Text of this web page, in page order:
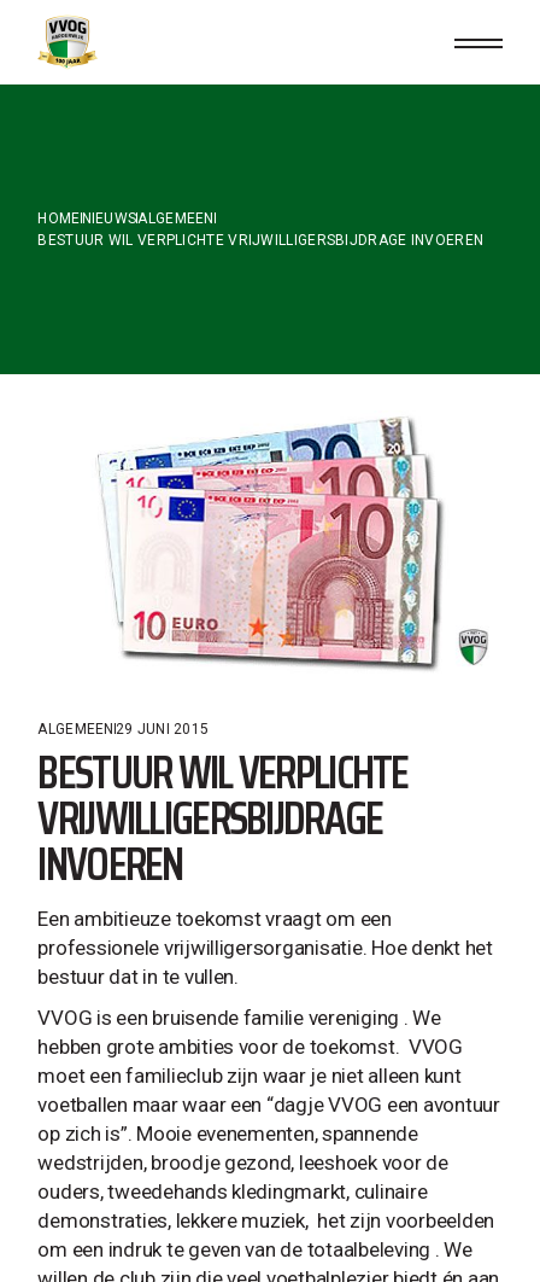
content
HOME NIEUWSALGEMEEN
BESTUUR WIL VERPLICHTE VRIJWILLIGERSBIJDRAGE INVOEREN
ALGEMEEN 29 JUNI 2015
BESTUUR WIL VERPLICHTE
VRIJWILLIGERSBIJDRAGE
INVOEREN
Een ambitieuze toekomst vraagt om een
professionele vrijwilligersorganisatie. Hoe denkt het
bestuur dat in te vullen.
VVOG is een bruisende familie vereniging . We
hebben grote ambities voor de toekomst. VVOG
moet een familieclub zijn waar je niet alleen kunt
voetballen maar waar een “dagje VVOG een avontuur
op zich is”. Mooie evenementen, spannende
wedstrijden, broodje gezond, leeshoek voor de
ouders, tweedehands kledingmarkt, culinaire
demonstraties, lekkere muziek, het zijn voorbeelden
om een indruk te geven van de totaalbeleving . We